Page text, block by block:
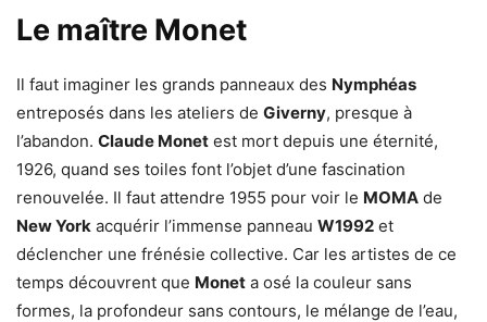
Le maître Monet
Il faut imaginer les grands panneaux des Nymphéas
entreposés dans les ateliers de Giverny, presque à
l’abandon. Claude Monet est mort depuis une éternité,
1926, quand ses toiles font l’objet d’une fascination
renouvelée. Il faut attendre 1955 pour voir le MOMA de
New York acquérir l’immense panneau W1992 et
déclencher une frénésie collective. Car les artistes de ce
temps découvrent que Monet a osé la couleur sans
formes, la profondeur sans contours, le mélange de l’eau,